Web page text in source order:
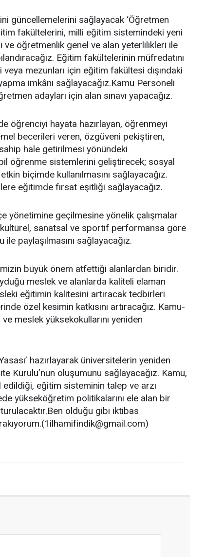
güncellemelerini sağlayacak ‘Öğretmen
fakültelerini, milli eğitim sistemindeki yeni
ve öğretmenlik genel ve alan yeterlilikleri ile
Eğitim fakültelerinin müfredatını
mezunları için eğitim fakültesi dışındaki
imkânı sağlayacağız.Kamu Personeli
adayları için alan sınavı yapacağız.
öğrenciyi hayata hazırlayan, öğrenmeyi
becerileri veren, özgüveni pekiştiren,
hale getirilmesi yönündeki
öğrenme sistemlerini geliştirecek; sosyal
biçimde kullanılmasını sağlayacağız.
eğitimde fırsat eşitliği sağlayacağız.
yönetimine geçilmesine yönelik çalışmalar
kültürel, sanatsal ve sportif performansa göre
paylaşılmasını sağlayacağız.
büyük önem atfettiği alanlardan biridir.
meslek ve alanlarda kaliteli elaman
eğitimin kalitesini artıracak tedbirleri
özel kesimin katkısını artıracağız. Kamu-
meslek yüksekokullarını yeniden
hazırlayarak üniversitelerin yeniden
Kurulu’nun oluşumunu sağlayacağız. Kamu,
eğitim sisteminin talep ve arzı
yükseköğretim politikalarını ele alan bir
olduğu gibi iktibas
1ilhamifindik@gmail.com)